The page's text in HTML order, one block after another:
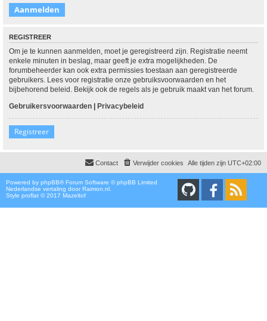
REGISTREER
Om je te kunnen aanmelden, moet je geregistreerd zijn. Registratie neemt
enkele minuten in beslag, maar geeft je extra mogelijkheden. De
forumbeheerder kan ook extra permissies toestaan aan geregistreerde
gebruikers. Lees voor registratie onze gebruiksvoorwaarden en het
bijbehorend beleid. Bekijk ook de regels als je gebruik maakt van het forum.
Gebruikersvoorwaarden | Privacybeleid
Registreer
Alle tijden zijn UTC+02:00
Verwijder cookies
Contact
Powered by phpBB® Forum Software © phpBB Limited
Nederlandse vertaling door Raimon.nl
Style proflat © 2017 Mazeltof